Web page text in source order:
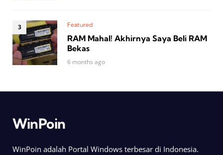
Featured
RAM Mahal! Akhirnya Saya Beli RAM
Bekas
6 months ago
WinPoin
WinPoin adalah Portal Windows terbesar di Indonesia.